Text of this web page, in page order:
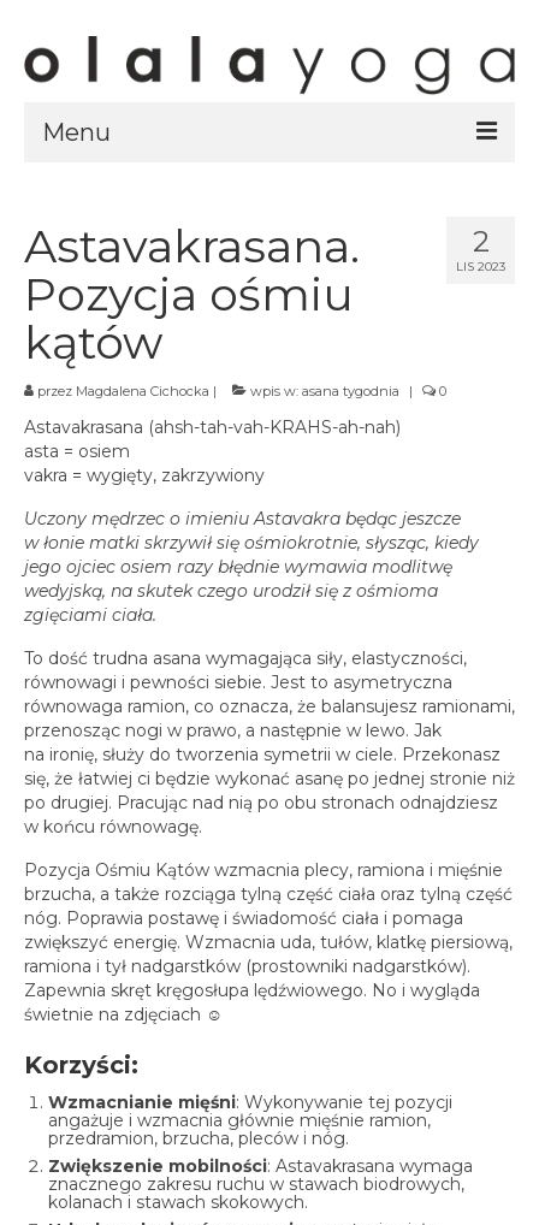
Menu
ubrania olalayoga
Olala Studio
Szczecin
Kursy
specjalistyczne
Grafik
spotkania online
Blog
artykuły i video
Zaloguj
platforma kursowa
2
LIS 2023
Astavakrasana.
Pozycja ośmiu
kątów
przez Magdalena Cichocka | wpis w: asana tygodnia | 0
Astavakrasana (ahsh-tah-vah-KRAHS-ah-nah)
asta = osiem
vakra = wygięty, zakrzywiony
Uczony mędrzec o imieniu Astavakra będąc jeszcze
w łonie matki skrzywił się ośmiokrotnie, słysząc, kiedy
jego ojciec osiem razy błędnie wymawia modlitwę
wedyjską, na skutek czego urodził się z ośmioma
zgięciami ciała.
To dość trudna asana wymagająca siły, elastyczności,
równowagi i pewności siebie. Jest to asymetryczna
równowaga ramion, co oznacza, że balansujesz ramionami,
przenosząc nogi w prawo, a następnie w lewo. Jak
na ironię, służy do tworzenia symetrii w ciele. Przekonasz
się, że łatwiej ci będzie wykonać asanę po jednej stronie niż
po drugiej. Pracując nad nią po obu stronach odnajdziesz
w końcu równowagę.
Pozycja Ośmiu Kątów wzmacnia plecy, ramiona i mięśnie
brzucha, a także rozciąga tylną część ciała oraz tylną część
nóg. Poprawia postawę i świadomość ciała i pomaga
zwiększyć energię. Wzmacnia uda, tułów, klatkę piersiową,
ramiona i tył nadgarstków (prostowniki nadgarstków).
Zapewnia skręt kręgosłupa lędźwiowego. No i wygląda
świetnie na zdjęciach ☺
Korzyści:
Wzmacnianie mięśni: Wykonywanie tej pozycji
angażuje i wzmacnia głównie mięśnie ramion,
przedramion, brzucha, pleców i nóg.
Zwiększenie mobilności: Astavakrasana wymaga
znacznego zakresu ruchu w stawach biodrowych,
kolanach i stawach skokowych.